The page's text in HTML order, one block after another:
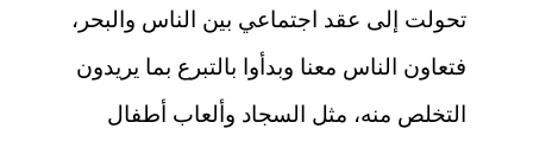
تحولت إلى عقد اجتماعي بين الناس والبحر،
فتعاون الناس معنا وبدأوا بالتبرع بما يريدون
التخلص منه، مثل السجاد وألعاب أطفال